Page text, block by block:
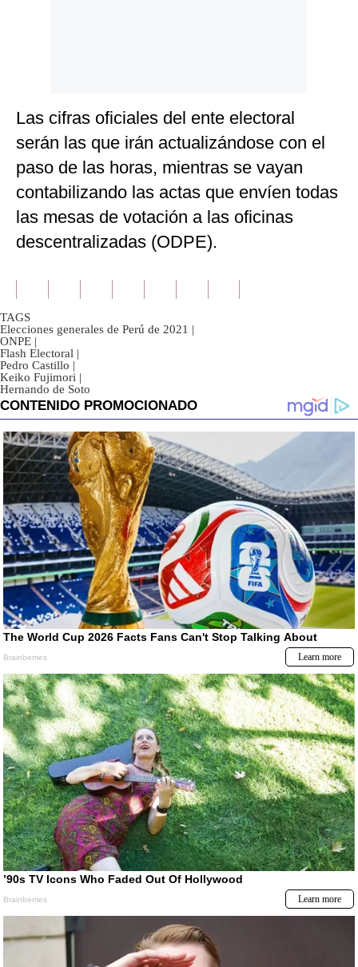
Las cifras oficiales del ente electoral
serán las que irán actualizándose con el
paso de las horas, mientras se vayan
contabilizando las actas que envíen todas
las mesas de votación a las oficinas
descentralizadas (ODPE).
TAGS
Elecciones generales de Perú de 2021 |
ONPE |
Flash Electoral |
Pedro Castillo |
Keiko Fujimori |
Hernando de Soto